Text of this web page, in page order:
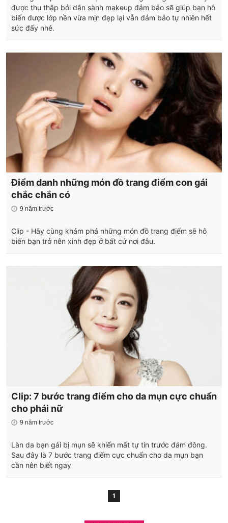
được thu thập bởi dân sành makeup đảm bảo sẽ giúp bạn hô
biến được lớp nền vừa mịn đẹp lại vẫn đảm bảo tự nhiên hết
sức đấy nhé.
Điểm danh những món đồ trang điểm con gái
chắc chắn có
9 năm trước
Clip - Hãy cùng khám phá những món đồ trang điểm sẽ hô
biến bạn trở nên xinh đẹp ở bất cứ nơi đâu.
Clip: 7 bước trang điểm cho da mụn cực chuẩn
cho phái nữ
9 năm trước
Làn da bạn gái bị mụn sẽ khiến mất tự tin trước đám đông.
Sau đây là 7 bước trang điểm cực chuẩn cho da mụn bạn
cần nên biết ngay
1